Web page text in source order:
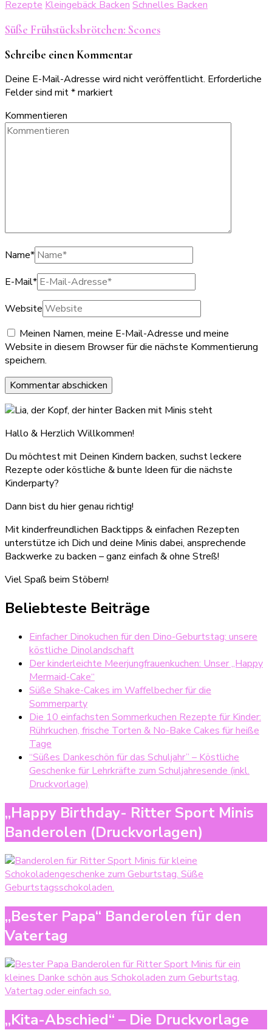
Rezepte Kleingebäck Backen Schnelles Backen
Süße Frühstücksbrötchen: Scones
Schreibe einen Kommentar
Deine E-Mail-Adresse wird nicht veröffentlicht. Erforderliche
Felder sind mit*markiert
Kommentieren
Name*
E-Mail*
Website
Meinen Namen, meine E-Mail-Adresse und meine
Website in diesem Browser für die nächste Kommentierung
speichern.
Hallo & Herzlich Willkommen!
Du möchtest mit Deinen Kindern backen, suchst leckere
Rezepte oder köstliche & bunte Ideen für die nächste
Kinderparty?
Dann bist du hier genau richtig!
Mit kinderfreundlichen Backtipps & einfachen Rezepten
unterstütze ich Dich und deine Minis dabei, ansprechende
Backwerke zu backen – ganz einfach & ohne Streß!
Viel Spaß beim Stöbern!
Beliebteste Beiträge
Einfacher Dinokuchen für den Dino-Geburtstag: unsere
köstliche Dinolandschaft
Der kinderleichte Meerjungfrauenkuchen: Unser „Happy
Mermaid-Cake“
Süße Shake-Cakes im Waffelbecher für die
Sommerparty
Die 10 einfachsten Sommerkuchen Rezepte für Kinder:
Rührkuchen, frische Torten & No-Bake Cakes für heiße
Tage
“Süßes Dankeschön für das Schuljahr” – Köstliche
Geschenke für Lehrkräfte zum Schuljahresende (inkl.
Druckvorlage)
„Happy Birthday- Ritter Sport Minis
Banderolen (Druckvorlagen)
„Bester Papa“ Banderolen für den
Vatertag
„Kita-Abschied“ – Die Druckvorlage